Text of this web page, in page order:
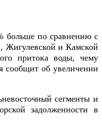
больше по сравнению с
Жигулевской и Камской
притока воды, чему
сообщит об увеличении
сегменты и
задолженности в